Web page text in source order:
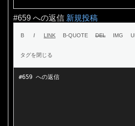
#659 への返信 新規投稿